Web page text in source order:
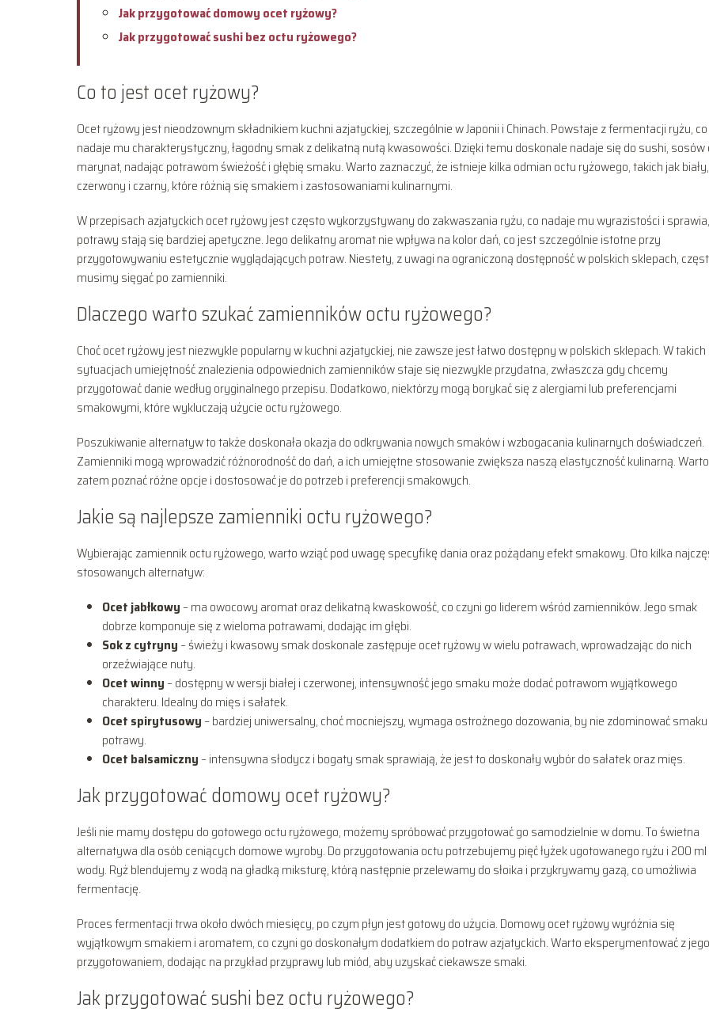
Jak przygotować domowy ocet ryżowy?
Jak przygotować sushi bez octu ryżowego?
Co to jest ocet ryżowy?
Ocet ryżowy jest nieodzownym składnikiem kuchni azjatyckiej, szczególnie w Japonii i Chinach. Powstaje z fermentacji ryżu, co
nadaje mu charakterystyczny, łagodny smak z delikatną nutą kwasowości. Dzięki temu doskonale nadaje się do sushi, sosów
marynat, nadając potrawom świeżość i głębię smaku. Warto zaznaczyć, że istnieje kilka odmian octu ryżowego, takich jak biały,
czerwony i czarny, które różnią się smakiem i zastosowaniami kulinarnymi.
W przepisach azjatyckich ocet ryżowy jest często wykorzystywany do zakwaszania ryżu, co nadaje mu wyrazistości i
potrawy stają się bardziej apetyczne. Jego delikatny aromat nie wpływa na kolor dań, co jest szczególnie istotne przy
przygotowywaniu estetycznie wyglądających potraw. Niestety, z uwagi na ograniczoną dostępność w polskich sklepach,
musimy sięgać po zamienniki.
Dlaczego warto szukać zamienników octu ryżowego?
Choć ocet ryżowy jest niezwykle popularny w kuchni azjatyckiej, nie zawsze jest łatwo dostępny w polskich sklepach. W takich
sytuacjach umiejętność znalezienia odpowiednich zamienników staje się niezwykle przydatna, zwłaszcza gdy chcemy
przygotować danie według oryginalnego przepisu. Dodatkowo, niektórzy mogą borykać się z alergiami lub preferencjami
smakowymi, które wykluczają użycie octu ryżowego.
Poszukiwanie alternatyw to także doskonała okazja do odkrywania nowych smaków i wzbogacania kulinarnych doświadczeń.
Zamienniki mogą wprowadzić różnorodność do dań, a ich umiejętne stosowanie zwiększa naszą elastyczność kulinarną. Warto
zatem poznać różne opcje i dostosować je do potrzeb i preferencji smakowych.
Jakie są najlepsze zamienniki octu ryżowego?
Wybierając zamiennik octu ryżowego, warto wziąć pod uwagę specyfikę dania oraz pożądany efekt smakowy. Oto kilka
stosowanych alternatyw:
Ocet jabłkowy – ma owocowy aromat oraz delikatną kwaskowość, co czyni go liderem wśród zamienników. Jego smak
dobrze komponuje się z wieloma potrawami, dodając im głębi.
Sok z cytryny – świeży i kwasowy smak doskonale zastępuje ocet ryżowy w wielu potrawach, wprowadzając do nich
orzeźwiające nuty.
Ocet winny – dostępny w wersji białej i czerwonej, intensywność jego smaku może dodać potrawom wyjątkowego
charakteru. Idealny do mięs i sałatek.
Ocet spirytusowy – bardziej uniwersalny, choć mocniejszy, wymaga ostrożnego dozowania, by nie zdominować smaku
potrawy.
Ocet balsamiczny – intensywna słodycz i bogaty smak sprawiają, że jest to doskonały wybór do sałatek oraz mięs.
Jak przygotować domowy ocet ryżowy?
Jeśli nie mamy dostępu do gotowego octu ryżowego, możemy spróbować przygotować go samodzielnie w domu. To świetna
alternatywa dla osób ceniących domowe wyroby. Do przygotowania octu potrzebujemy pięć łyżek ugotowanego ryżu i 200 ml
wody. Ryż blendujemy z wodą na gładką miksturę, którą następnie przelewamy do słoika i przykrywamy gazą, co umożliwia
fermentację.
Proces fermentacji trwa około dwóch miesięcy, po czym płyn jest gotowy do użycia. Domowy ocet ryżowy wyróżnia się
wyjątkowym smakiem i aromatem, co czyni go doskonałym dodatkiem do potraw azjatyckich. Warto eksperymentować z jego
przygotowaniem, dodając na przykład przyprawy lub miód, aby uzyskać ciekawsze smaki.
Jak przygotować sushi bez octu ryżowego?